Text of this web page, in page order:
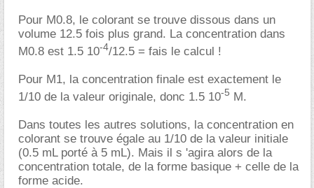
Pour M0.8, le colorant se trouve dissous dans un
volume 12.5 fois plus grand. La concentration dans
M0.8 est 1.5 10-4/12.5 = fais le calcul !
Pour M1, la concentration finale est exactement le
1/10 de la valeur originale, donc 1.5 10-5 M.
Dans toutes les autres solutions, la concentration en
colorant se trouve égale au 1/10 de la valeur initiale
(0.5 mL porté à 5 mL). Mais il s 'agira alors de la
concentration totale, de la forme basique + celle de la
forme acide.